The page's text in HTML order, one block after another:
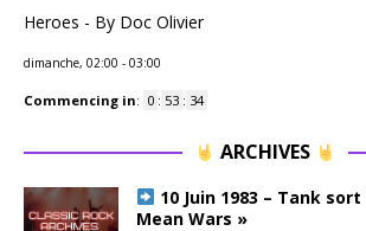
Heroes - By Doc Olivier
dimanche, 02:00 - 03:00
Commencing in: 0 : 53 : 33
ARCHIVES
10 Juin 1983 – Tank
Mean Wars »